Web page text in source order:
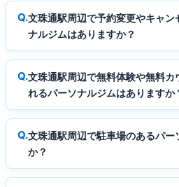
文珠通駅周辺で予約変更やキャン
ナルジムはありますか？
文珠通駅周辺で無料体験や無料カ
れるパーソナルジムはありますか
文珠通駅周辺で駐車場のあるパー
か？